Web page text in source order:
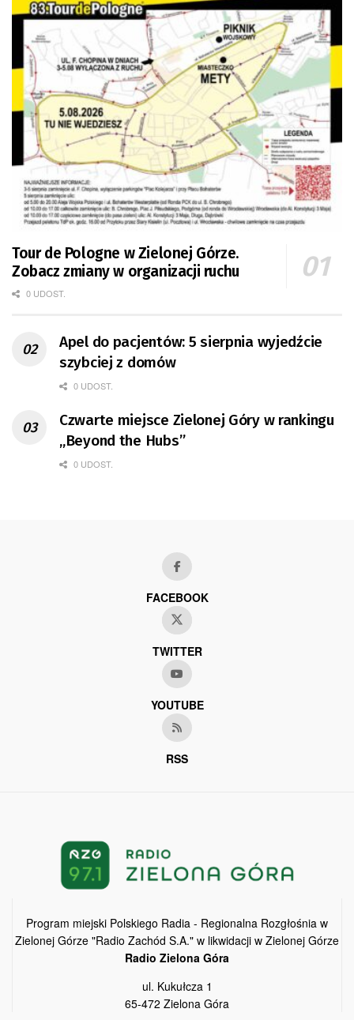
Tour de Pologne w Zielonej Górze.
Zobacz zmiany w organizacji ruchu
0 UDOST.
Apel do pacjentów: 5 sierpnia wyjedźcie
szybciej z domów
0 UDOST.
Czwarte miejsce Zielonej Góry w rankingu
„Beyond the Hubs”
0 UDOST.
FACEBOOK
TWITTER
YOUTUBE
RSS
Program miejski Polskiego Radia - Regionalna Rozgłośnia w
Zielonej Górze "Radio Zachód S.A." w likwidacji w Zielonej Górze
Radio Zielona Góra
ul. Kukułcza 1
65-472 Zielona Góra